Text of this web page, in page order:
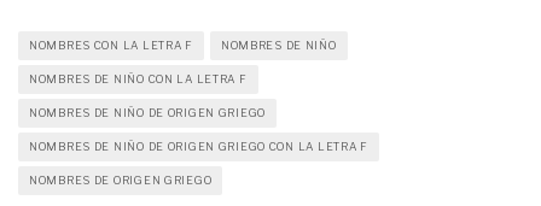
NOMBRES CON LA LETRA F NOMBRES DE NIÑO
NOMBRES DE NIÑO CON LA LETRA F
NOMBRES DE NIÑO DE ORIGEN GRIEGO
NOMBRES DE NIÑO DE ORIGEN GRIEGO CON LA LETRA F
NOMBRES DE ORIGEN GRIEGO